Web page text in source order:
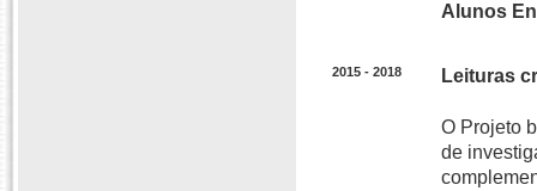
Alunos
2015 - 2018 Leituras
O Projeto
de